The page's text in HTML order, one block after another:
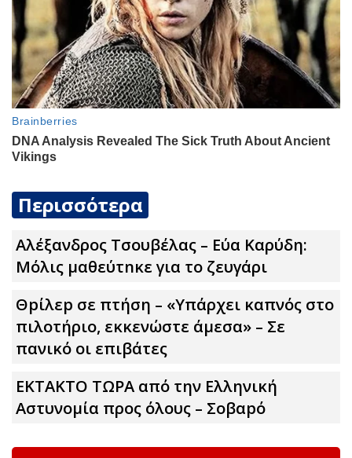
Περισσότερα
Αλέξανδρος Τσουβέλας – Εύα Καρύδη:
Μόλις μαθεύτnκε για το ζευγάρι
Θpίλεp σε πτήση – «Υπάρχει καπνός στο
πιλοτήριο, εκκενώστε άμεσα» – Σε
πανικό οι επιβάτες
ΕΚΤΑΚΤΟ ΤΩPA από την Ελληνική
Αστυνομία προς όλους – Σοβαpό